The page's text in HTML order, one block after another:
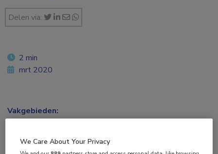
Delen via:
2 min
mrt 2020
Vakgebieden:
Aandachtsgebieden:
We Care About Your Privacy